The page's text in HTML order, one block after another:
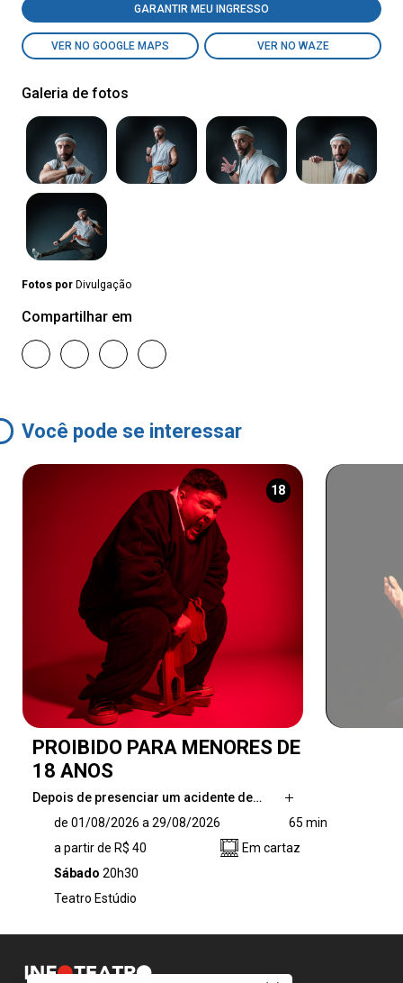
GARANTIR MEU INGRESSO
VER NO GOOGLE MAPS VER NO WAZE
Galeria de fotos
Fotos por Divulgação
Compartilhar em
Você pode se interessar
18
PROIBIDO PARA MENORES DE
18 ANOS
Depois de presenciar um acidente de…
com uma vítima fatal, um homem enfrenta
uma jornada obsessiva pelas possibilidades
eróticas da violência. O que a exposição
violentas na mídia, e suas consequências para
de 01/08/2026 a 29/08/2026
65 min
a partir de R$ 40
Em cartaz
Sábado 20h30
Teatro Estúdio